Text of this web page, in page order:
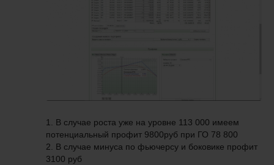
1. В случае роста уже на уровне 113 000 имеем
потенциальный профит 9800руб при ГО 78 800
2. В случае минуса по фьючерсу и боковике профит
3100 руб